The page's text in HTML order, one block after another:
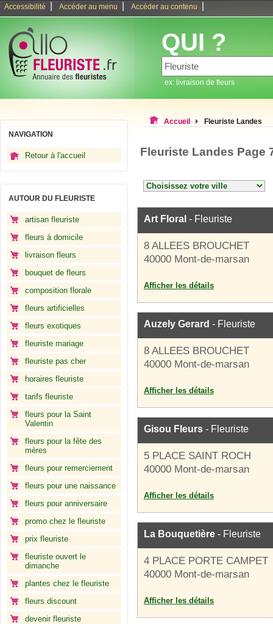
Accessibilité Accéder au menu Accéder au contenu
QUI ?
ex: livraison de fleurs
NAVIGATION
Retour à l'accueil
AUTOUR DU FLEURISTE
artisan fleuriste
fleurs à domicile
livraison fleurs
bouquet de fleurs
composition florale
fleurs artificielles
fleurs exotiques
fleuriste mariage
fleuriste pas cher
horaires fleuriste
tarifs fleuriste
fleurs pour la Saint
Valentin
fleurs pour la fête des
mères
fleurs pour remerciement
fleurs pour une naissance
fleurs pour anniversaire
promo chez le fleuriste
prix fleuriste
fleuriste ouvert le
dimanche
plantes chez le fleuriste
fleurs discount
devenir fleuriste
Accueil Fleuriste Landes
Fleuriste Landes Page
Art Floral - Fleuriste
8 ALLEES BROUCHET
40000 Mont-de-marsan
Afficher les détails
Auzely Gerard - Fleuriste
8 ALLEES BROUCHET
40000 Mont-de-marsan
Afficher les détails
Gisou Fleurs - Fleuriste
5 PLACE SAINT ROCH
40000 Mont-de-marsan
Afficher les détails
La Bouquetière - Fleuriste
4 PLACE PORTE CAMPET
40000 Mont-de-marsan
Afficher les détails